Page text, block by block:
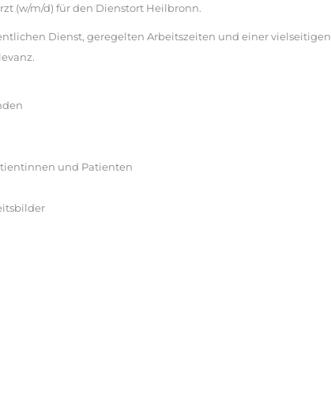
(w/m/d) für den Dienstort Heilbronn.
Dienst, geregelten Arbeitszeiten und einer vielseitigen
und Patienten